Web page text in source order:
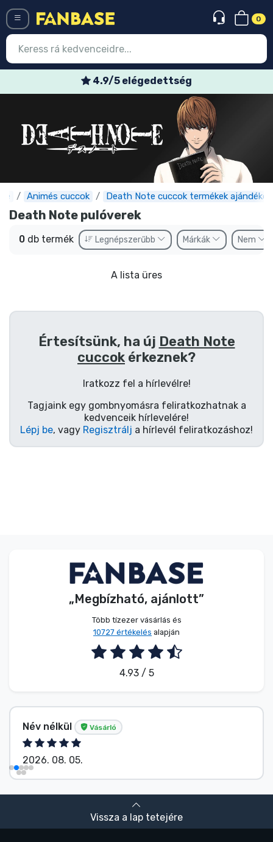
0
4.9/5 elégedettség
Animés cuccok Death Note cuccok termékek ajándékok
Death Note pulóverek
0 db termék Legnépszerűbb Márkák Nem
A lista üres
Értesítsünk, ha új Death Note
cuccok érkeznek?
Iratkozz fel a hírlevélre!
Tagjaink egy gombnyomásra feliratkozhatnak a
kedvenceik hírlevelére!
Lépj be, vagy Regisztrálj a hírlevél feliratkozáshoz!
„Megbízható, ajánlott”
Több tízezer vásárlás és
10727 értékelés alapján
4.93 / 5
Név nélkül Vásárló
2026. 08. 05.
Vissza a lap tetejére
Regisztráció
Legújabb cuccok
Express szállítás
Előrendelhető cuccok
Outlet cuccok
Sorozatos cuccok
Filmes cuccok
Mesés cuccok
Animés cuccok
Terméktípusok